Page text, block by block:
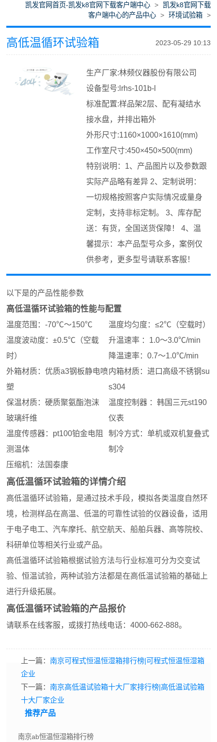
凯发官网首页-凯发k8官网下载客户端中心 >
凯发k8官网下载
客户端中心的产品中心 > 环境试验箱 >
2023-05-29 10:13
高低温循环试验箱
生产厂家:林频仪器股份有限公司
设备型号:lrhs-101b-l
标准配置:样品架2层、配有凝结水
接水盘，并排出箱外
外形尺寸:1160×1000×1610(mm)
工作室尺寸:450×450×500(mm)
特别说明：1、产品图片以及参数跟
实际产品略有差异 2、定制说明：
一切规格按照客户实际情况或量身
定制，支持非标定制。 3、库存配
送：有货，全国送货保障！ 4、温
馨提示：本产品型号众多，案例仅
供参考，更多型号请联系客服！
以下是的产品性能参数
高低温循环试验箱的性能与配置
温度范围：-70℃～150℃
温度均匀度：≤2℃（空载时）
温度波动度：±0.5℃（空载
时）
升温速率 ：1.0～3.0℃/min
降温速率：0.7～1.0℃/min
外箱材质：优质a3钢板静电喷
塑
内箱材质：进口高级不锈钢su
s304
保温材质：硬质聚氨酯泡沫
玻璃纤维
温度控制器 ：韩国三元st190
仪表
温度传感器：pt100铂金电阻
测温体
制冷方式：单机或双机复叠式
制冷
压缩机：法国泰康
高低温循环试验箱的详情介绍
高低温循环试验箱，是通过技术手段，模拟各类温度自然环
境，检测样品在高温、低温的可靠性试验的仪器设备，适用
于电子电工、汽车摩托、航空航天、船舶兵器、高等院校、
科研单位等相关行业或产品。
高低温循环试验箱根据试验方法与行业标准可分为交变试
验、恒温试验，两种试验方法都是在高低温试验箱的基础上
进行升级拓展。
高低温循环试验箱的产品报价
请联系在线客服，或拨打热线电话：4000-662-888。
上一篇： 南京可程式恒温恒湿箱排行榜|可程式恒温恒湿箱
企业
下一篇： 南京高低温试验箱十大厂家排行榜|高低温试验箱
十大厂家企业
推荐产品
南京ab恒温恒湿箱排行榜